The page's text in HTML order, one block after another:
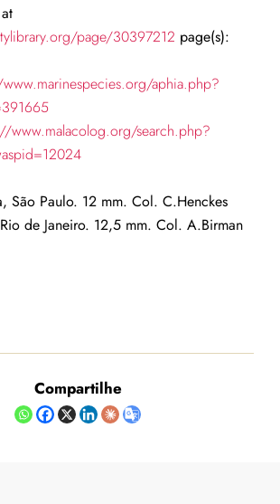
page/30397212 page(s):
aphia.php?
www.malacolog.org/search.php?
São Paulo. 12 mm. Col. C.Henckes
de Janeiro. 12,5 mm. Col. A.Birman
Compartilhe